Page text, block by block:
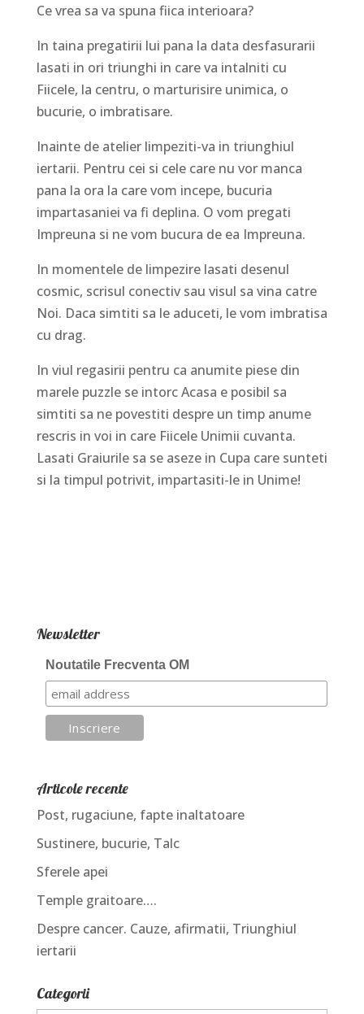
Ce vrea sa va spuna fiica interioara?
In taina pregatirii lui pana la data desfasurarii
lasati in ori triunghi in care va intalniti cu
Fiicele, la centru, o marturisire unimica, o
bucurie, o imbratisare.
Inainte de atelier limpeziti-va in triunghiul
iertarii. Pentru cei si cele care nu vor manca
pana la ora la care vom incepe, bucuria
impartasaniei va fi deplina. O vom pregati
Impreuna si ne vom bucura de ea Impreuna.
In momentele de limpezire lasati desenul
cosmic, scrisul conectiv sau visul sa vina catre
Noi. Daca simtiti sa le aduceti, le vom imbratisa
cu drag.
In viul regasirii pentru ca anumite piese din
marele puzzle se intorc Acasa e posibil sa
simtiti sa ne povestiti despre un timp anume
rescris in voi in care Fiicele Unimii cuvanta.
Lasati Graiurile sa se aseze in Cupa care sunteti
si la timpul potrivit, impartasiti-le in Unime!
Newsletter
Noutatile Frecventa OM
Articole recente
Post, rugaciune, fapte inaltatoare
Sustinere, bucurie, Talc
Sferele apei
Temple graitoare….
Despre cancer. Cauze, afirmatii, Triunghiul
iertarii
Categorii